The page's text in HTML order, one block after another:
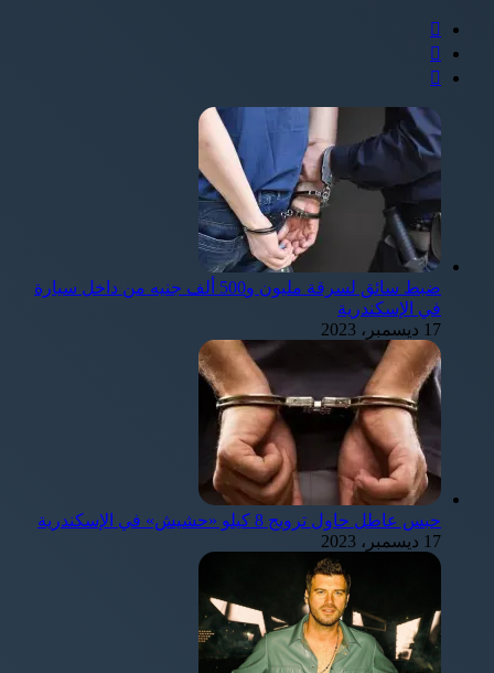
ضبط سائق لسرقة مليون و500 ألف جنيه من داخل سيارة
في الإسكندرية
17 ديسمبر، 2023
حبس عاطل حاول ترويج 8 كيلو «حشيش» في الإسكندرية
17 ديسمبر، 2023